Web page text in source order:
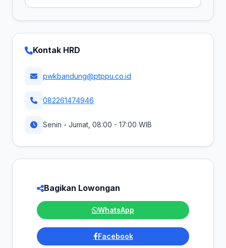
Kontak HRD
pwkbandung@ptppu.co.id
082261474946
Senin - Jumat, 08:00 - 17:00 WIB
Bagikan Lowongan
WhatsApp
Facebook